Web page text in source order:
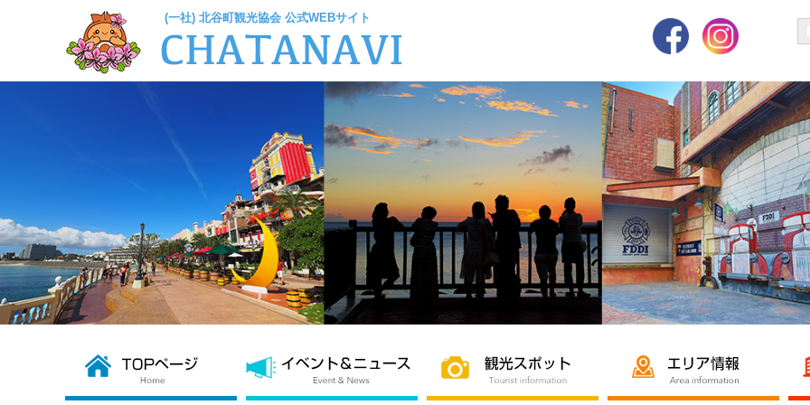
(一社) 北谷町観光協会 公式WEBサイト